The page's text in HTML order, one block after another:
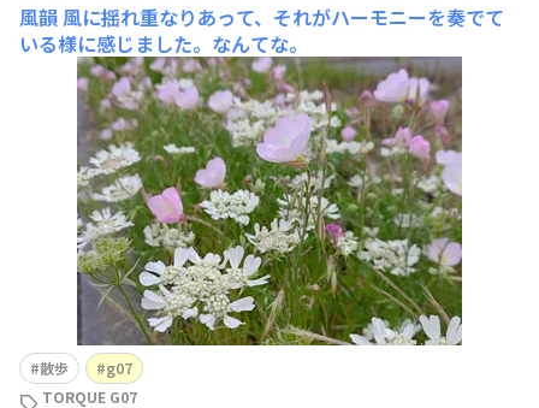
風韻 風に揺れ重なりあって、それがハーモニーを奏でて
いる様に感じました。なんてな。
散歩
g07
TORQUE G07